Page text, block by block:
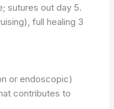
sutures out day 5.
full healing 3
or endoscopic)
contributes to